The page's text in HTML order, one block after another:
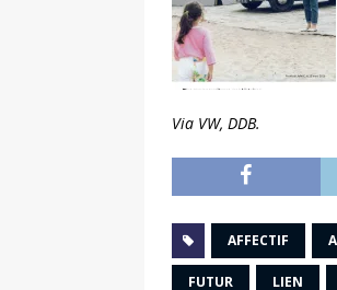
Via VW, DDB.
AFFECTIF
FUTUR LIEN